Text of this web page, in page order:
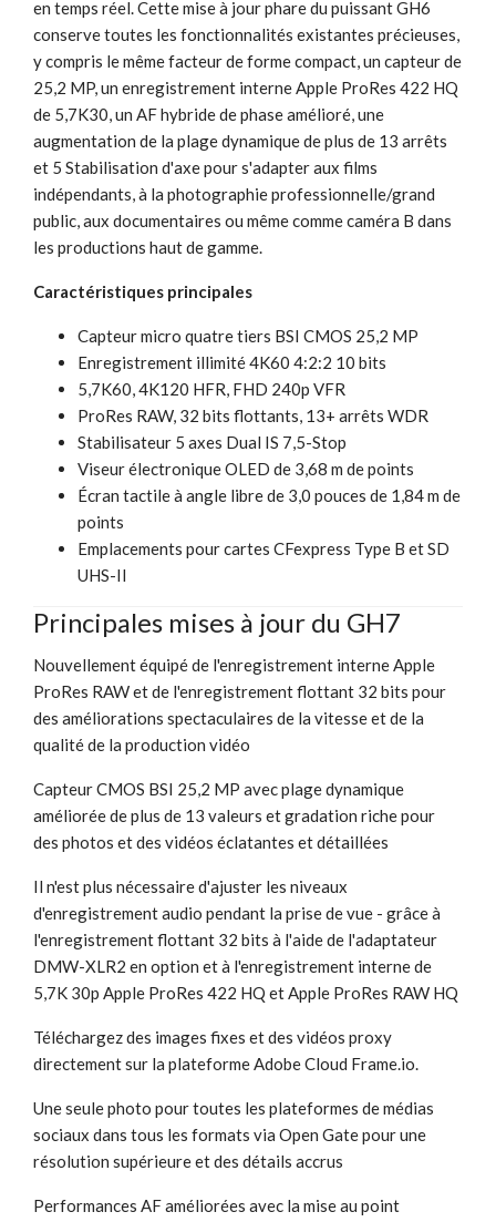
en temps réel. Cette mise à jour phare du puissant GH6
conserve toutes les fonctionnalités existantes précieuses,
y compris le même facteur de forme compact, un capteur de
25,2 MP, un enregistrement interne Apple ProRes 422 HQ
de 5,7K30, un AF hybride de phase amélioré, une
augmentation de la plage dynamique de plus de 13 arrêts
et 5 Stabilisation d'axe pour s'adapter aux films
indépendants, à la photographie professionnelle/grand
public, aux documentaires ou même comme caméra B dans
les productions haut de gamme.
Caractéristiques principales
Capteur micro quatre tiers BSI CMOS 25,2 MP
Enregistrement illimité 4K60 4:2:2 10 bits
5,7K60, 4K120 HFR, FHD 240p VFR
ProRes RAW, 32 bits flottants, 13+ arrêts WDR
Stabilisateur 5 axes Dual IS 7,5-Stop
Viseur électronique OLED de 3,68 m de points
Écran tactile à angle libre de 3,0 pouces de 1,84 m de
points
Emplacements pour cartes CFexpress Type B et SD
UHS-II
Principales mises à jour du GH7
Nouvellement équipé de l'enregistrement interne Apple
ProRes RAW et de l'enregistrement flottant 32 bits pour
des améliorations spectaculaires de la vitesse et de la
qualité de la production vidéo
Capteur CMOS BSI 25,2 MP avec plage dynamique
améliorée de plus de 13 valeurs et gradation riche pour
des photos et des vidéos éclatantes et détaillées
Il n'est plus nécessaire d'ajuster les niveaux
d'enregistrement audio pendant la prise de vue - grâce à
l'enregistrement flottant 32 bits à l'aide de l'adaptateur
DMW-XLR2 en option et à l'enregistrement interne de
5,7K 30p Apple ProRes 422 HQ et Apple ProRes RAW HQ
Téléchargez des images fixes et des vidéos proxy
directement sur la plateforme Adobe Cloud Frame.io.
Une seule photo pour toutes les plateformes de médias
sociaux dans tous les formats via Open Gate pour une
résolution supérieure et des détails accrus
Performances AF améliorées avec la mise au point